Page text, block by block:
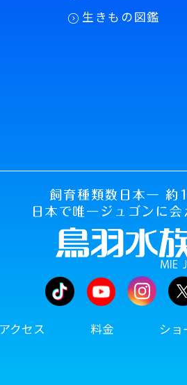
生きもの図鑑
クセス 料金 シ